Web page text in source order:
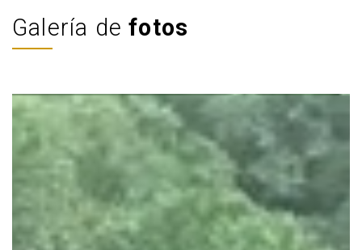
Galería defotos